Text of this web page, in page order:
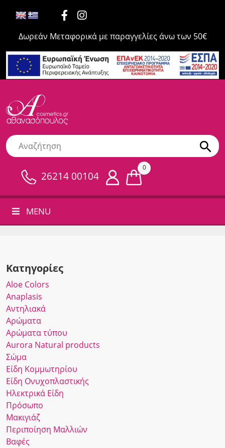
Δωρεάν Μεταφορικά με παραγγελίες άνω των 50€
26214 00104
0
MENU
Κατηγορίες
Αloe Colors
Anaplasis
Αντηλιακά
Αρώματα
Αρώματα τύπου
Αurora Νatural products
Σώμα
Είδη Κομμωτηρίου
Είδη Ονυχοπλαστικής
Ηλεκτρικά Είδη
Πρόσωπο
Μακιγιάζ
Περιποίηση Μαλλιών
Βαφές